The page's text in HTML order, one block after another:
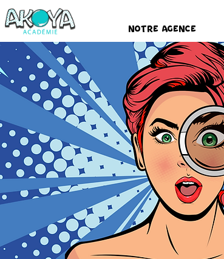
Notre Agence